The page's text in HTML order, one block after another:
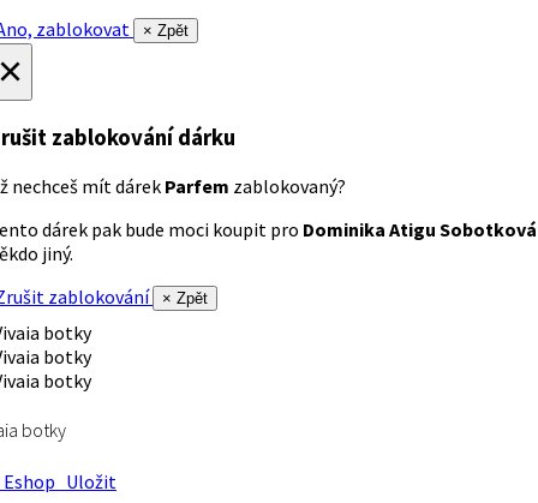
zablokovat
× Zpět
zablokování dárku
nechceš mít dárek Parfem zablokovaný?
dárek pak bude moci koupit pro Dominika Atigu Sobotková
jiný.
zablokování
× Zpět
botky
Uložit